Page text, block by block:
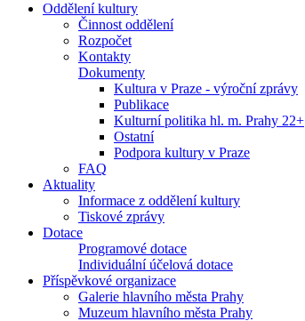
Oddělení kultury
Činnost oddělení
Rozpočet
Kontakty
Dokumenty
Kultura v Praze - výroční zprávy
Publikace
Kulturní politika hl. m. Prahy 22+
Ostatní
Podpora kultury v Praze
FAQ
Aktuality
Informace z oddělení kultury
Tiskové zprávy
Dotace
Programové dotace
Individuální účelová dotace
Příspěvkové organizace
Galerie hlavního města Prahy
Muzeum hlavního města Prahy